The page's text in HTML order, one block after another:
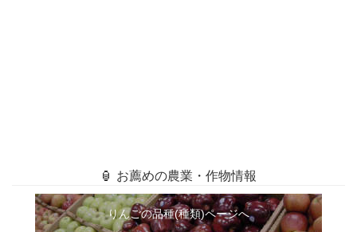
🏮 お薦めの農業・作物情報
りんごの品種(種類)ページへ